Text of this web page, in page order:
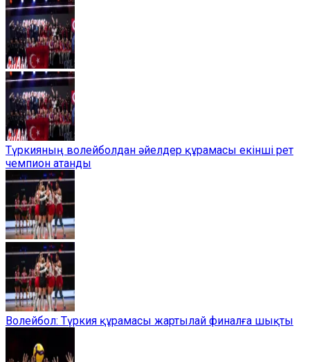
Түркияның волейболдан әйелдер құрамасы екінші рет
чемпион атанды
Волейбол: Түркия құрамасы жартылай финалға шықты